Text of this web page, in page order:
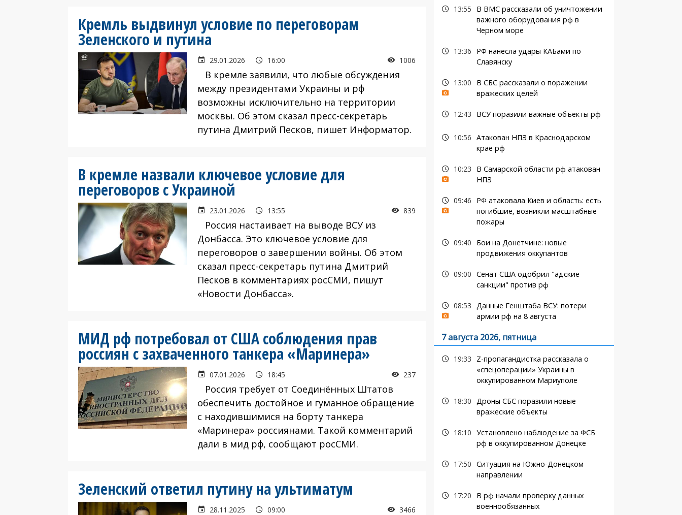
Кремль выдвинул условие по переговорам
Зеленского и путина
29.01.2026 16:00 1006
В кремле заявили, что любые обсуждения
между президентами Украины и рф
возможны исключительно на территории
москвы. Об этом сказал пресс-секретарь
путина Дмитрий Песков, пишет Информатор.
В кремле назвали ключевое условие для
переговоров с Украиной
23.01.2026 13:55 839
Россия настаивает на выводе ВСУ из
Донбасса. Это ключевое условие для
переговоров о завершении войны. Об этом
сказал пресс-секретарь путина Дмитрий
Песков в комментариях росСМИ, пишут
«Новости Донбасса».
МИД рф потребовал от США соблюдения прав
россиян с захваченного танкера «Маринера»
07.01.2026 18:45 237
Россия требует от Соединённых Штатов
обеспечить достойное и гуманное обращение
с находившимися на борту танкера
«Маринера» россиянами. Такой комментарий
дали в мид рф, сообщают росСМИ.
Зеленский ответил путину на ультиматум
28.11.2025 09:00 3466
13:55
В ВМС рассказали об уничтожении
важного оборудования рф в
Черном море
13:36
РФ нанесла удары КАБами по
Славянску
13:00
В СБС рассказали о поражении
вражеских целей
12:43 ВСУ поразили важные объекты рф
10:56 Атакован НПЗ в Краснодарском
крае рф
10:23
В Самарской области рф атакован
НПЗ
09:46
РФ атаковала Киев и область: есть
погибшие, возникли масштабные
пожары
09:40
Бои на Донетчине: новые
продвижения оккупантов
09:00 Сенат США одобрил "адские
санкции" против рф
08:53 Данные Генштаба ВСУ: потери
армии рф на 8 августа
7 августа 2026, пятница
19:33
Z-пропагандистка рассказала о
«спецоперации» Украины в
оккупированном Мариуполе
18:30 Дроны СБС поразили новые
вражеские объекты
18:10 Установлено наблюдение за ФСБ
рф в оккупированном Донецке
17:50 Ситуация на Южно-Донецком
направлении
17:20
В рф начали проверку данных
военнообязанных